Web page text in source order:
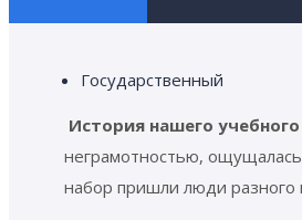
Государственный
История нашего
неграмотностью, ощущалась
набор пришли люди разного